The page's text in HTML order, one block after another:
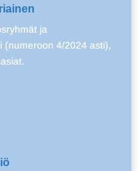
ja
(numeroon 4/2024 asti),